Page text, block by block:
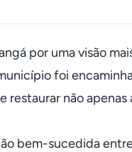
por uma visão
foi
não
bem-sucedida